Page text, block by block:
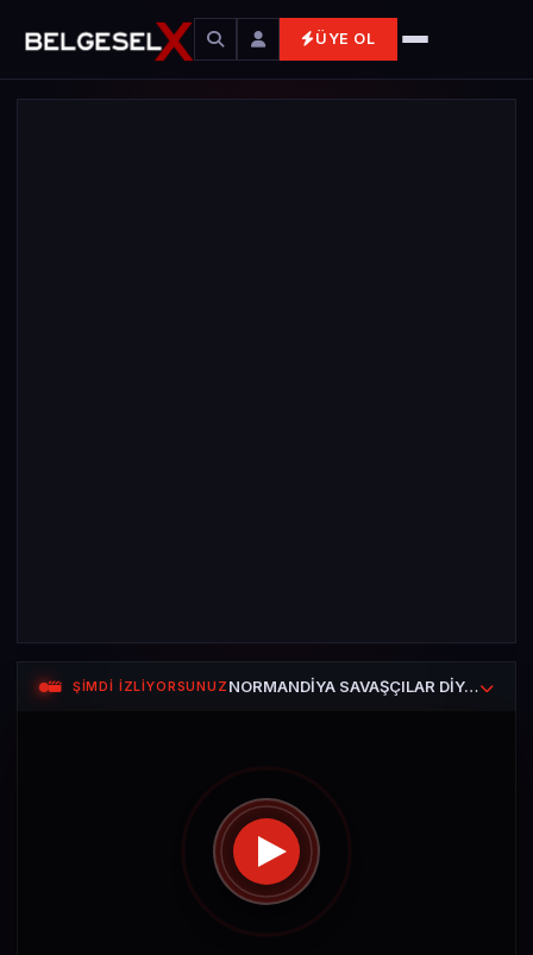
ÜYE OL
ŞİMDİ İZLİYORSUNUZ NORMANDİYA SAVAŞÇILAR DİYARI — Sezon 1 Bölüm 1